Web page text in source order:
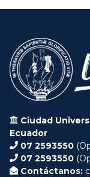
Ciudad
Ecuador
07 2593550
07 2593550
Contáctanos: